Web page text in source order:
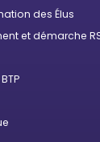
des Élus
et démarche